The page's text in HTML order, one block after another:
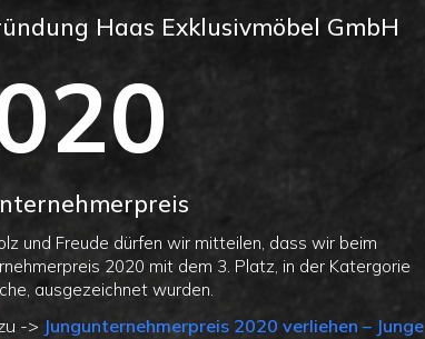
Haas Exklusivmöbel GmbH
und Freude dürfen wir mitteilen, dass wir beim
2020 mit dem 3. Platz, in der Katergorie
ausgezeichnet wurden.
-> Jungunternehmerpreis 2020 verliehen – Junge